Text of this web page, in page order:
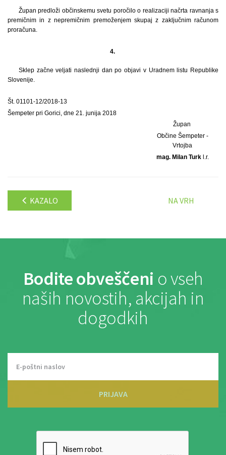
Župan predloži občinskemu svetu poročilo o realizaciji načrta ravnanja s
premičnim in z nepremičnim premoženjem skupaj z zaključnim računom
proračuna.
4.
Sklep začne veljati naslednji dan po objavi v Uradnem listu Republike
Slovenije.
Št. 01101-12/2018-13
Šempeter pri Gorici, dne 21. junija 2018
Župan
Občine Šempeter -
Vrtojba
mag. Milan Turkl.r.
KAZALO NA VRH
Bodite obveščeni o vseh
naših novostih, akcijah in
dogodkih
PRIJAVA